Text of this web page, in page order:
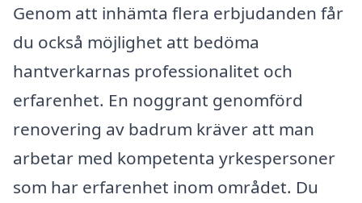
Genom att inhämta flera erbjudanden får
du också möjlighet att bedöma
hantverkarnas professionalitet och
erfarenhet. En noggrant genomförd
renovering av badrum kräver att man
arbetar med kompetenta yrkespersoner
som har erfarenhet inom området. Du